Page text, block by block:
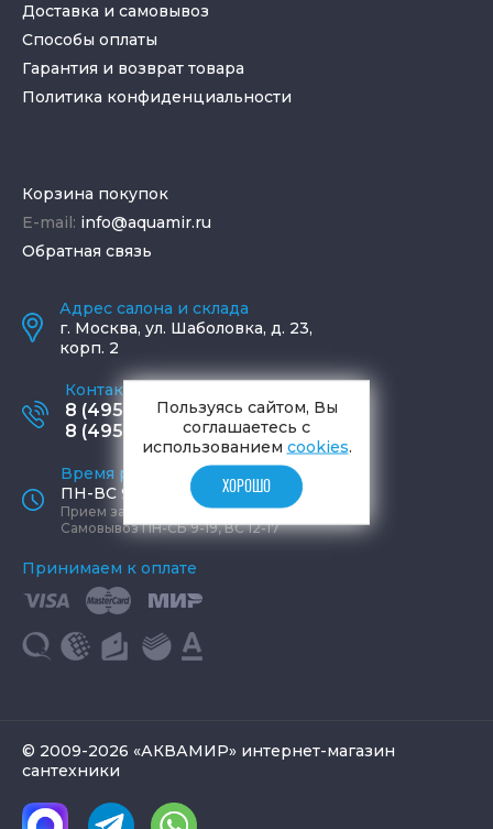
Доставка и самовывоз
Способы оплаты
Гарантия и возврат товара
Политика конфиденциальности
Корзина покупок
E-mail: info@aquamir.ru
Обратная связь
Адрес салона и склада
г. Москва, ул. Шаболовка, д. 23,
корп. 2
Контактные телефоны
8 (495) 795-77-65
8 (495) 797-11-67
Время работы офиса
ПН-ВС 9:00 - 19:00
Прием заказов круглосуточно
Самовывоз ПН-СБ 9-19, ВС 12-17
Принимаем к оплате
© 2009-2026 «АКВАМИР» интернет-магазин
сантехники
Пользуясь сайтом, Вы
соглашаетесь с
использованием cookies.
ХОРОШО